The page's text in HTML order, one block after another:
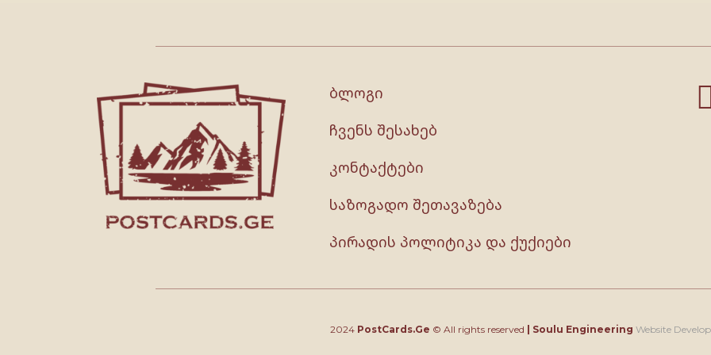
ბლოგი
ჩვენს შესახებ
კონტაქტები
საზოგადო შეთავაზება
პირადის პოლიტიკა და ქუქიები
2024 PostCards.Ge © All rights reserved | Soulu Engineering Website